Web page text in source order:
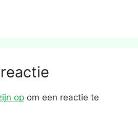
op om een reactie te